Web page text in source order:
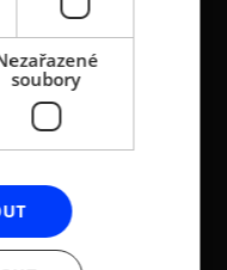
+420 236 080 454
+420 733 722 512
amsp@amsp.cz
www.amsp.cz
schránka:
soubory